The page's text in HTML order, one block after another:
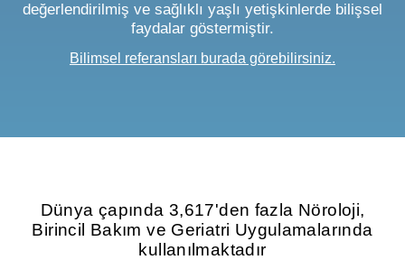
değerlendirilmiş ve sağlıklı yaşlı yetişkinlerde bilişsel
faydalar göstermiştir.
Bilimsel referansları burada görebilirsiniz.
Dünya çapında 3,617'den fazla Nöroloji,
Birincil Bakım ve Geriatri Uygulamalarında
kullanılmaktadır